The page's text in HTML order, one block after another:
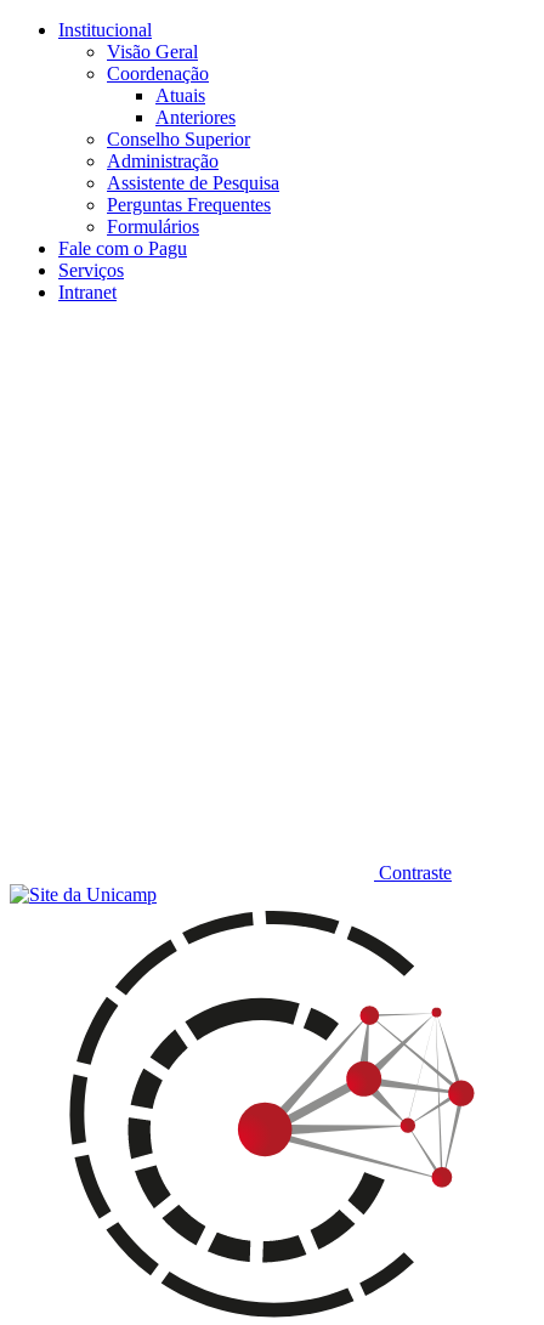
Conteúdo principal
Institucional
Visão Geral
Coordenação
Atuais
Anteriores
Conselho Superior
Administração
Assistente de Pesquisa
Perguntas Frequentes
Formulários
Fale com o Pagu
Serviços
Intranet
Contraste